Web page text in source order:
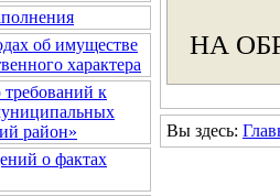
об имуществе
характера
к
район»
о фактах
НА
Вы здесь: